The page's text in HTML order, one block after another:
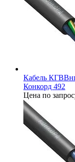
Кабель
Конкорд 492
Цена по